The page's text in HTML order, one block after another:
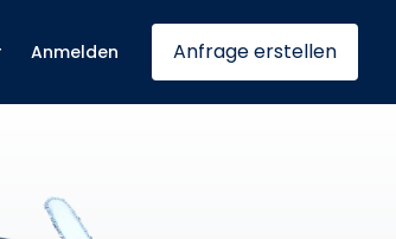
Anmelden Anfrage erstellen